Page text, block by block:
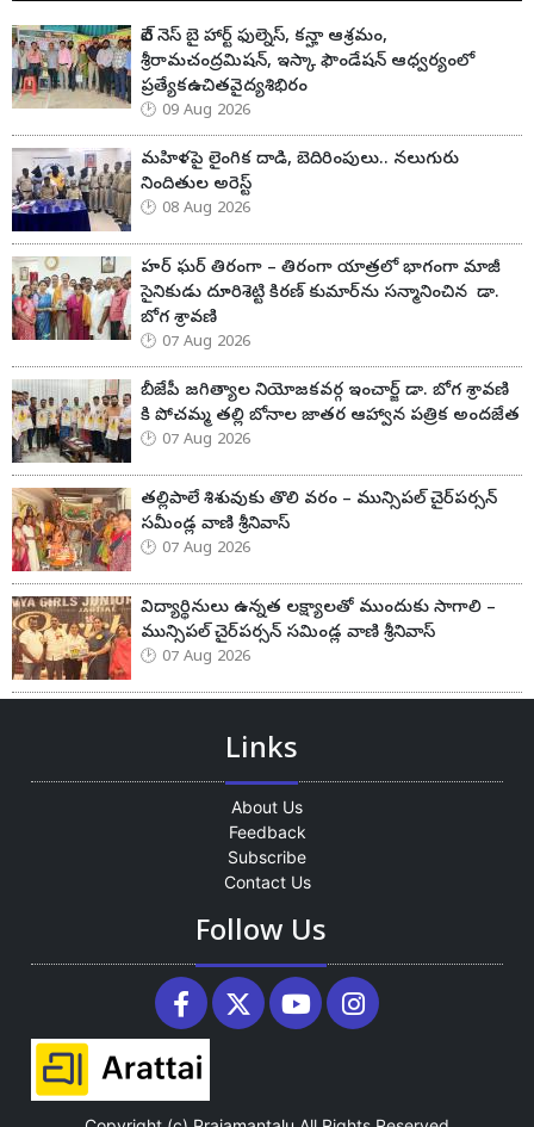
వెల్ నెస్ బై హార్ట్ ఫుల్నెస్, కన్హా ఆశ్రమం,
శ్రీరామచంద్రమిషన్, ఇస్కా ఫౌండేషన్ ఆధ్వర్యంలో
ప్రత్యేకఉచితవైద్యశిభిరం
09 Aug 2026
మహిళపై లైంగిక దాడి, బెదిరింపులు.. నలుగురు
నిందితుల అరెస్ట్
08 Aug 2026
హర్ ఘర్ తిరంగా – తిరంగా యాత్రలో భాగంగా మాజీ
సైనికుడు దూరిశెట్టి కిరణ్ కుమార్‌ను సన్మానించిన డా.
బోగ శ్రావణి
07 Aug 2026
బీజేపీ జగిత్యాల నియోజకవర్గ ఇంచార్జ్ డా. బోగ శ్రావణి
కి పోచమ్మ తల్లి బోనాల జాతర ఆహ్వాన పత్రిక అందజేత
07 Aug 2026
తల్లిపాలే శిశువుకు తొలి వరం – మున్సిపల్ చైర్‌పర్సన్
సమీండ్ల వాణి శ్రీనివాస్
07 Aug 2026
విద్యార్థినులు ఉన్నత లక్ష్యాలతో ముందుకు సాగాలి –
మున్సిపల్ చైర్‌పర్సన్ సమిండ్ల వాణి శ్రీనివాస్
07 Aug 2026
Links
About Us
Feedback
Subscribe
Contact Us
Follow Us